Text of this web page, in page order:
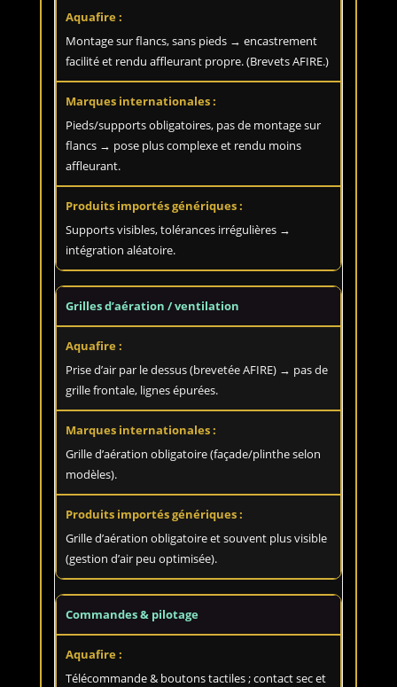
Montage sur flancs, sans pieds → encastrement
facilité et rendu affleurant propre. (Brevets AFIRE.)
Pieds/supports obligatoires, pas de montage sur
flancs → pose plus complexe et rendu moins
affleurant.
Supports visibles, tolérances irrégulières →
intégration aléatoire.
Grilles d’aération / ventilation
Prise d’air par le dessus (brevetée AFIRE) → pas de
grille frontale, lignes épurées.
Grille d’aération obligatoire (façade/plinthe selon
modèles).
Grille d’aération obligatoire et souvent plus visible
(gestion d’air peu optimisée).
Commandes & pilotage
Télécommande & boutons tactiles ; contact sec et